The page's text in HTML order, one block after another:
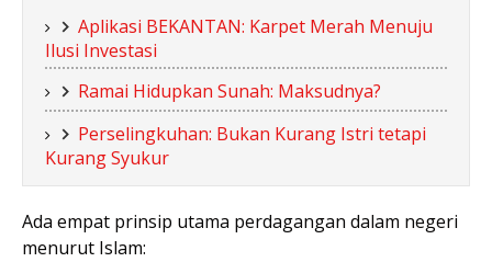
Aplikasi BEKANTAN: Karpet Merah Menuju
Ilusi Investasi
Ramai Hidupkan Sunah: Maksudnya?
Perselingkuhan: Bukan Kurang Istri tetapi
Kurang Syukur
Ada empat prinsip utama perdagangan dalam negeri
menurut Islam: